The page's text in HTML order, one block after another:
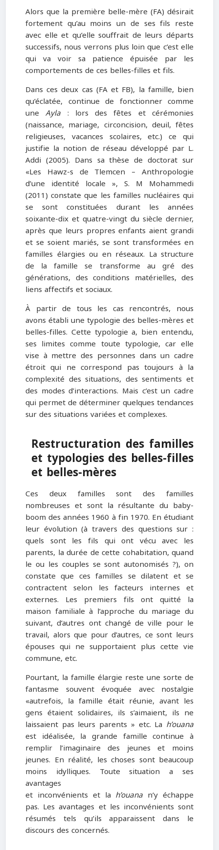
Alors que la première belle-mère (FA) désirait
fortement qu’au moins un de ses fils reste
avec elle et qu’elle souffrait de leurs départs
successifs, nous verrons plus loin que c’est elle
qui va voir sa patience épuisée par les
comportements de ces belles-filles et fils.
Dans ces deux cas (FA et FB), la famille, bien
qu’éclatée, continue de fonctionner comme
uneAyla : lors des fêtes et cérémonies
(naissance, mariage, circoncision, deuil, fêtes
religieuses, vacances scolaires, etc.) ce qui
justifie la notion de réseau développé par L.
Addi (2005). Dans sa thèse de doctorat sur
«Les Hawz-s de Tlemcen – Anthropologie
d’une identité locale », S. M Mohammedi
(2011) constate que les familles nucléaires qui
se sont constituées durant les années
soixante-dix et quatre-vingt du siècle dernier,
après que leurs propres enfants aient grandi
et se soient mariés, se sont transformées en
familles élargies ou en réseaux. La structure
de la famille se transforme au gré des
générations, des conditions matérielles, des
liens affectifs et sociaux.
À partir de tous les cas rencontrés, nous
avons établi une typologie des belles-mères et
belles-filles. Cette typologie a, bien entendu,
ses limites comme toute typologie, car elle
vise à mettre des personnes dans un cadre
étroit qui ne correspond pas toujours à la
complexité des situations, des sentiments et
des modes d’interactions. Mais c’est un cadre
qui permet de déterminer quelques tendances
sur des situations variées et complexes.
Restructuration des familles
et typologies des belles-filles
et belles-mères
Ces deux familles sont des familles
nombreuses et sont la résultante du baby-
boom des années 1960 à fin 1970. En étudiant
leur évolution (à travers des questions sur :
quels sont les fils qui ont vécu avec les
parents, la durée de cette cohabitation, quand
le ou les couples se sont autonomisés ?), on
constate que ces familles se dilatent et se
contractent selon les facteurs internes et
externes. Les premiers fils ont quitté la
maison familiale à l’approche du mariage du
suivant, d’autres ont changé de ville pour le
travail, alors que pour d’autres, ce sont leurs
épouses qui ne supportaient plus cette vie
commune, etc.
Pourtant, la famille élargie reste une sorte de
fantasme souvent évoquée avec nostalgie
«autrefois, la famille était réunie, avant les
gens étaient solidaires, ils s’aimaient, ils ne
laissaient pas leurs parents » etc. La h’ouana
est idéalisée, la grande famille continue à
remplir l’imaginaire des jeunes et moins
jeunes. En réalité, les choses sont beaucoup
moins idylliques. Toute situation a ses
avantages
et inconvénients et la h’ouana n’y échappe
pas. Les avantages et les inconvénients sont
résumés tels qu’ils apparaissent dans le
discours des concernés.